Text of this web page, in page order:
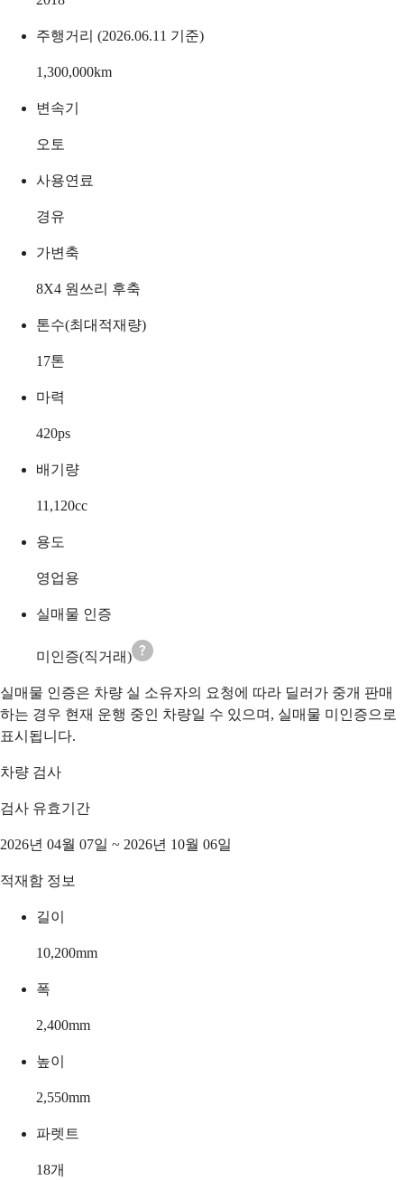
주행거리 (2026.06.11 기준)
1,300,000km
변속기
오토
사용연료
경유
가변축
8X4 원쓰리 후축
톤수(최대적재량)
17톤
마력
420ps
배기량
11,120cc
용도
영업용
실매물 인증
미인증(직거래)
실매물 인증은 차량 실 소유자의 요청에 따라 딜러가 중개 판매
하는 경우 현재 운행 중인 차량일 수 있으며, 실매물 미인증으로
표시됩니다.
차량 검사
검사 유효기간
2026년 04월 07일 ~ 2026년 10월 06일
적재함 정보
길이
10,200mm
폭
2,400mm
높이
2,550mm
파렛트
18개